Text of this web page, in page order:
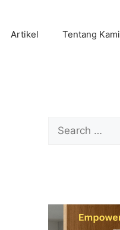
Artikel Tentang Kami
for: